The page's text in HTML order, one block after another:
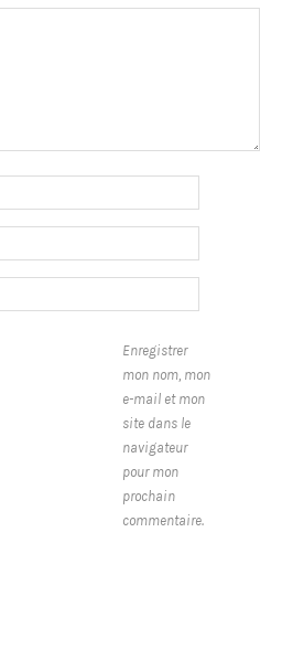
Enregistrer
mon nom, mon
e-mail et mon
site dans le
navigateur
pour mon
prochain
commentaire.